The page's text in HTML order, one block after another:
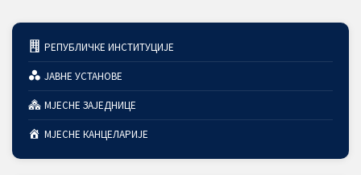
РЕПУБЛИЧКЕ ИНСТИТУЦИЈЕ
ЈАВНЕ УСТАНОВЕ
МЈЕСНЕ ЗАЈЕДНИЦЕ
МЈЕСНЕ КАНЦЕЛАРИЈЕ